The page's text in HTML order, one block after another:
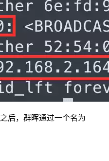
之后，群晖通过一个名为